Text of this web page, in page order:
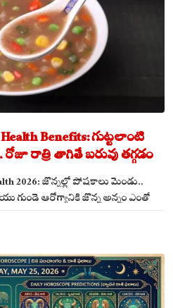
Benefits: గుట్టలాంటి
రాత్రి తాగితే బరువు తగ్గడం
2026: జొన్నల్లో పోషకాలు మెండు..
గుండె ఆరోగ్యానికి జొన్న అన్నం ఎంతో